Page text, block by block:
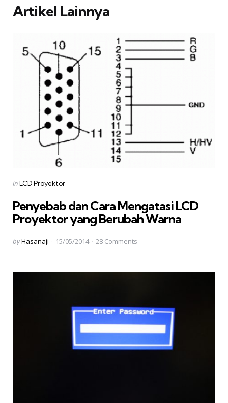
Artikel Lainnya
Categories
Posted
inLCD Proyektor
Penyebab dan Cara Mengatasi LCD
Proyektor yang Berubah Warna
Posted
byHasanaji 15/05/2014 28 Comments